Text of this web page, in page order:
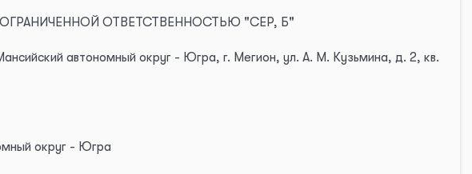
ОГРАНИЧЕННОЙ ОТВЕТСТВЕННОСТЬЮ "СЕР, Б"
автономный округ - Югра, г. Мегион, ул. А. М. Кузьмина, д. 2, кв.
округ - Югра